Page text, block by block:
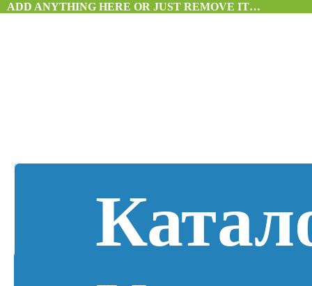
ADD ANYTHING HERE OR JUST REMOVE IT…